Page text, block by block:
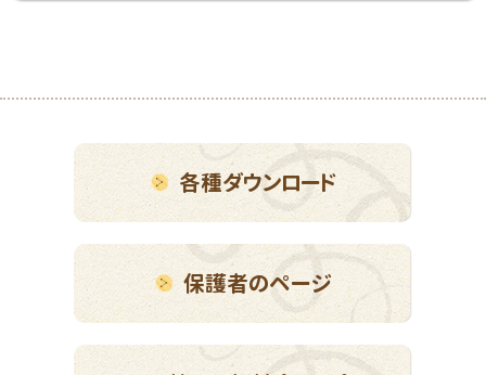
各種ダウンロード
保護者のページ